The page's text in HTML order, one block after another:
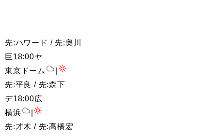
先:ハワード / 先:奥川
巨18:00ヤ
東京ドーム
先:平良 / 先:森下
デ18:00広
横浜
先:才木 / 先:髙橋宏